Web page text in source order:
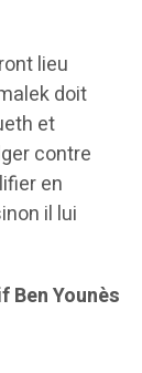
lieu
doit
et
contre
en
il lui
Ben Younès